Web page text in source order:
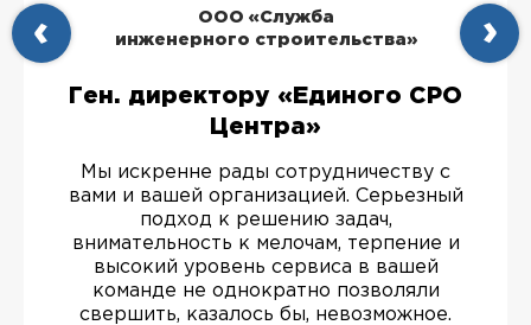
ООО «Служба
инженерного строительства»
Ген. директору «Единого СРО
Центра»
Мы искренне рады сотрудничеству с
вами и вашей организацией. Серьезный
подход к решению задач,
внимательность к мелочам, терпение и
высокий уровень сервиса в вашей
команде не однократно позволяли
свершить, казалось бы, невозможное.